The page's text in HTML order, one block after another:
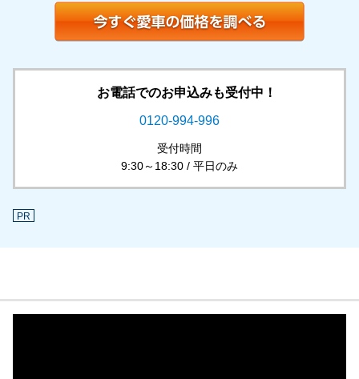
お電話でのお申込みも受付中！
0120-994-996
受付時間
9:30～18:30 / 平日のみ
PR